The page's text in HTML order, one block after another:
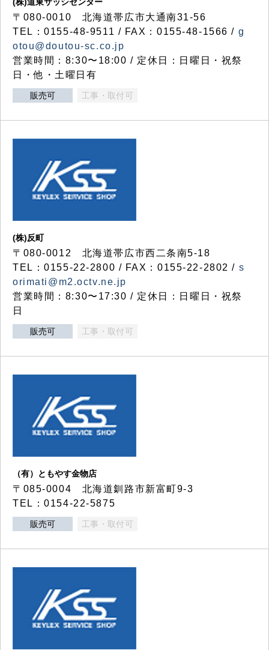
〒080-0010 北海道帯広市大通南31-56
TEL：0155-48-9511 / FAX：0155-48-1566 / g
otou@doutou-sc.co.jp
営業時間：8:30〜18:00 / 定休日：日曜日・祝祭
日・他・土曜日有
販売可 工事・取付可
(株)反町
〒080-0012 北海道帯広市西二条南5-18
TEL：0155-22-2800 / FAX：0155-22-2802 / s
orimati@m2.octv.ne.jp
営業時間：8:30〜17:30 / 定休日：日曜日・祝祭
日
販売可 工事・取付可
（有）ともやす金物店
〒085-0004 北海道釧路市新富町9-3
TEL：0154-22-5875
販売可 工事・取付可